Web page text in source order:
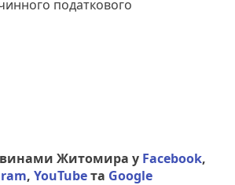
податкового
Житомира у Facebook,
, YouTubeта Google